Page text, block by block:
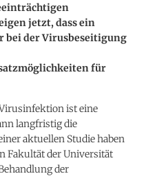
jetzt, dass ein
der Virusbeseitigung
für
ist eine
langfristig die
aktuellen Studie haben
Fakultät der Universität
der